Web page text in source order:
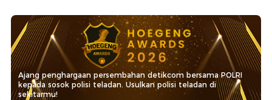
Ajang penghargaan persembahan detikcom bersama POLRI
kepada sosok polisi teladan. Usulkan polisi teladan di
sekitarmu!